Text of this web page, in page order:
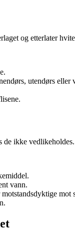
og etterlater
utendørs eller
ikke
vann.
mot